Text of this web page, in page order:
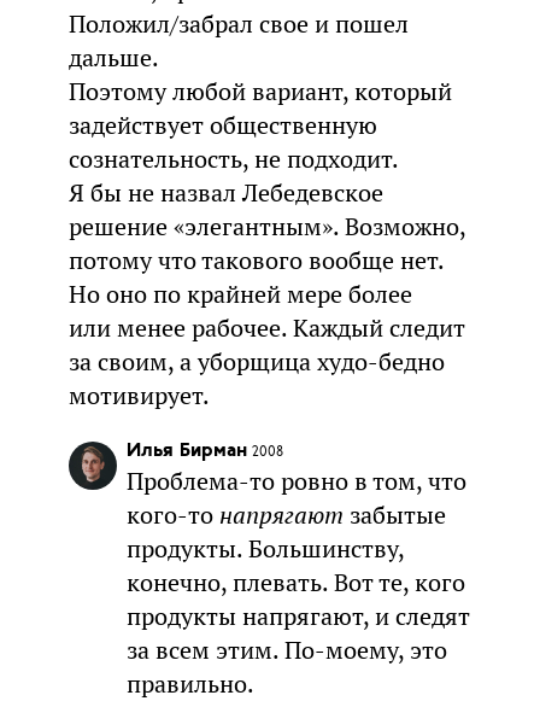
Положил/забрал свое и пошел
дальше.
Поэтому любой вариант, который
задействует общественную
сознательность, не подходит.
Я бы не назвал Лебедевское
решение «элегантным». Возможно,
потому что такового вообще нет.
Но оно по крайней мере более
или менее рабочее. Каждый следит
за своим, а уборщица худо-бедно
мотивирует.
Илья Бирман 2008
Проблема-то ровно в том, что
кого-то напрягают забытые
продукты. Большинству,
конечно, плевать. Вот те, кого
продукты напрягают, и следят
за всем этим. По-моему, это
правильно.